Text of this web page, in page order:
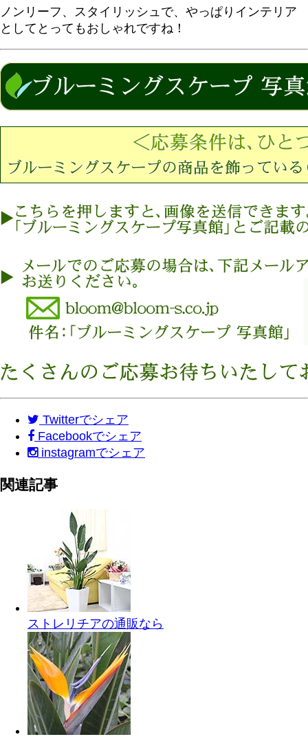
ノンリーフ、スタイリッシュで、やっぱりインテリア
としてとってもおしゃれですね！
Twitterでシェア
Facebookでシェア
instagramでシェア
関連記事
ストレリチアの通販なら